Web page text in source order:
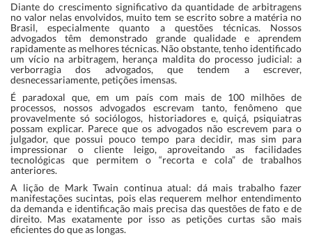
Diante do crescimento significativo da quantidade de arbitragens
no valor nelas envolvidos, muito tem se escrito sobre a matéria no
Brasil, especialmente quanto a questões técnicas. Nossos
advogados têm demonstrado grande qualidade e aprendem
rapidamente as melhores técnicas. Não obstante, tenho identificado
um vício na arbitragem, herança maldita do processo judicial: a
verborragia dos advogados, que tendem a escrever,
desnecessariamente, petições imensas.
É paradoxal que, em um país com mais de 100 milhões de
processos, nossos advogados escrevam tanto, fenômeno que
provavelmente só sociólogos, historiadores e, quiçá, psiquiatras
possam explicar. Parece que os advogados não escrevem para o
julgador, que possui pouco tempo para decidir, mas sim para
impressionar o cliente leigo, aproveitando as facilidades
tecnológicas que permitem o “recorta e cola” de trabalhos
anteriores.
A lição de Mark Twain continua atual: dá mais trabalho fazer
manifestações sucintas, pois elas requerem melhor entendimento
da demanda e identificação mais precisa das questões de fato e de
direito. Mas exatamente por isso as petições curtas são mais
eficientes do que as longas.